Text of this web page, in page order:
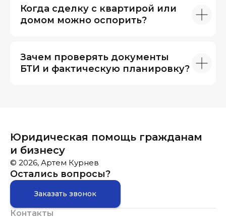
Когда сделку с квартирой или
домом можно оспорить?
Зачем проверять документы
БТИ и фактическую планировку?
Юридическая помощь гражданам
и бизнесу
© 2026, Артем Курнев
Остались вопросы?
Заказать звонок
Контакты